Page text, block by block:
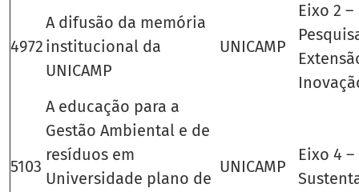
4972
A difusão da memória
institucional da
UNICAMP
UNICAMP
Eixo 2
5103
A educação para a
Gestão Ambiental e de
resíduos em
Universidade plano de
UNICAMP
Eixo 4 –